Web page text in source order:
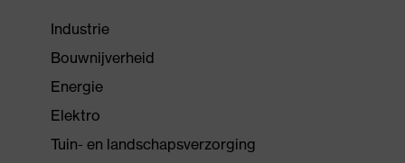
Industrie
Bouwnijverheid
Energie
Elektro
Tuin- en landschapsverzorging